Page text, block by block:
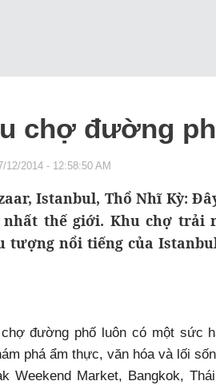
chợ đường
12/2014 - 12:58:50 AM
Istanbul, Thổ Nhĩ Kỳ:
thế giới. Khu chợ trải
tượng nổi tiếng của
đường phố luôn có một sức
phá ẩm thực, văn hóa và lối
Weekend Market, Bangkok,